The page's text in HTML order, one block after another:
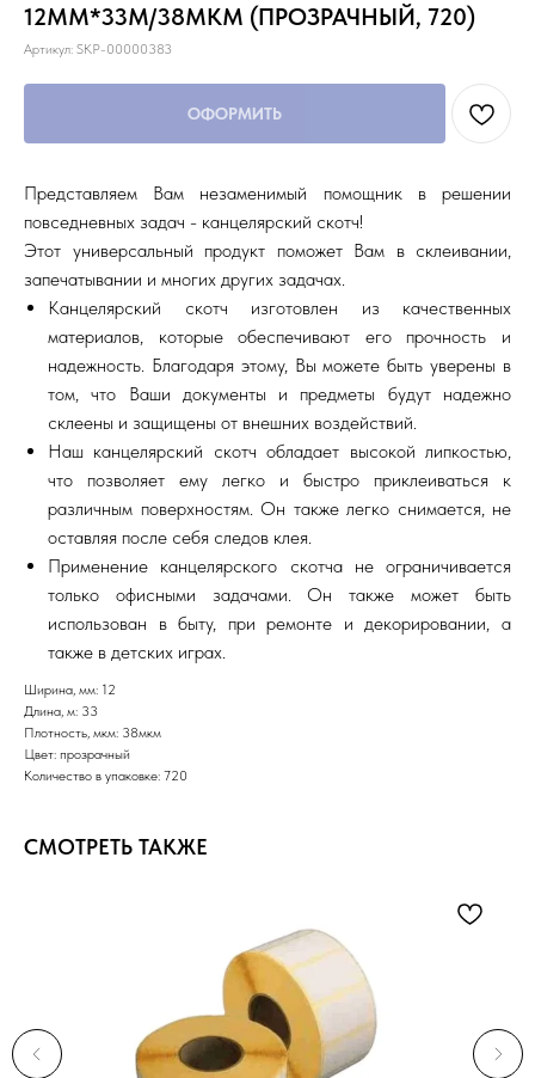
12ММ*33М/38МКМ (ПРОЗРАЧНЫЙ, 720)
Артикул: SKP-00000383
ОФОРМИТЬ
Представляем Вам незаменимый помощник в решении
повседневных задач - канцелярский скотч!
Этот универсальный продукт поможет Вам в склеивании,
запечатывании и многих других задачах.
Канцелярский скотч изготовлен из качественных
материалов, которые обеспечивают его прочность и
надежность. Благодаря этому, Вы можете быть уверены в
том, что Ваши документы и предметы будут надежно
склеены и защищены от внешних воздействий.
Наш канцелярский скотч обладает высокой липкостью,
что позволяет ему легко и быстро приклеиваться к
различным поверхностям. Он также легко снимается, не
оставляя после себя следов клея.
Применение канцелярского скотча не ограничивается
только офисными задачами. Он также может быть
использован в быту, при ремонте и декорировании, а
также в детских играх.
Ширина, мм: 12
Длина, м: 33
Плотность, мкм: 38мкм
Цвет: прозрачный
Количество в упаковке: 720
СМОТРЕТЬ ТАКЖЕ